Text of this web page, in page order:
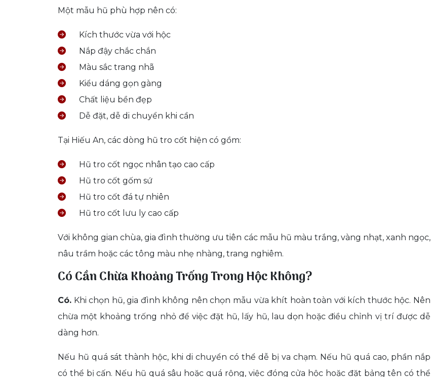
Một mẫu hũ phù hợp nên có:
Kích thước vừa với hộc
Nắp đậy chắc chắn
Màu sắc trang nhã
Kiểu dáng gọn gàng
Chất liệu bền đẹp
Dễ đặt, dễ di chuyển khi cần
Tại Hiếu An, các dòng hũ tro cốt hiện có gồm:
Hũ tro cốt ngọc nhân tạo cao cấp
Hũ tro cốt gốm sứ
Hũ tro cốt đá tự nhiên
Hũ tro cốt lưu ly cao cấp
Với không gian chùa, gia đình thường ưu tiên các mẫu hũ màu trắng, vàng nhạt, xanh ngọc,
nâu trầm hoặc các tông màu nhẹ nhàng, trang nghiêm.
Có Cần Chừa Khoảng Trống Trong Hộc Không?
Có. Khi chọn hũ, gia đình không nên chọn mẫu vừa khít hoàn toàn với kích thước hộc. Nên
chừa một khoảng trống nhỏ để việc đặt hũ, lấy hũ, lau dọn hoặc điều chỉnh vị trí được dễ
dàng hơn.
Nếu hũ quá sát thành hộc, khi di chuyển có thể dễ bị va chạm. Nếu hũ quá cao, phần nắp
có thể bị cấn. Nếu hũ quá sâu hoặc quá rộng, việc đóng cửa hộc hoặc đặt bảng tên có thể